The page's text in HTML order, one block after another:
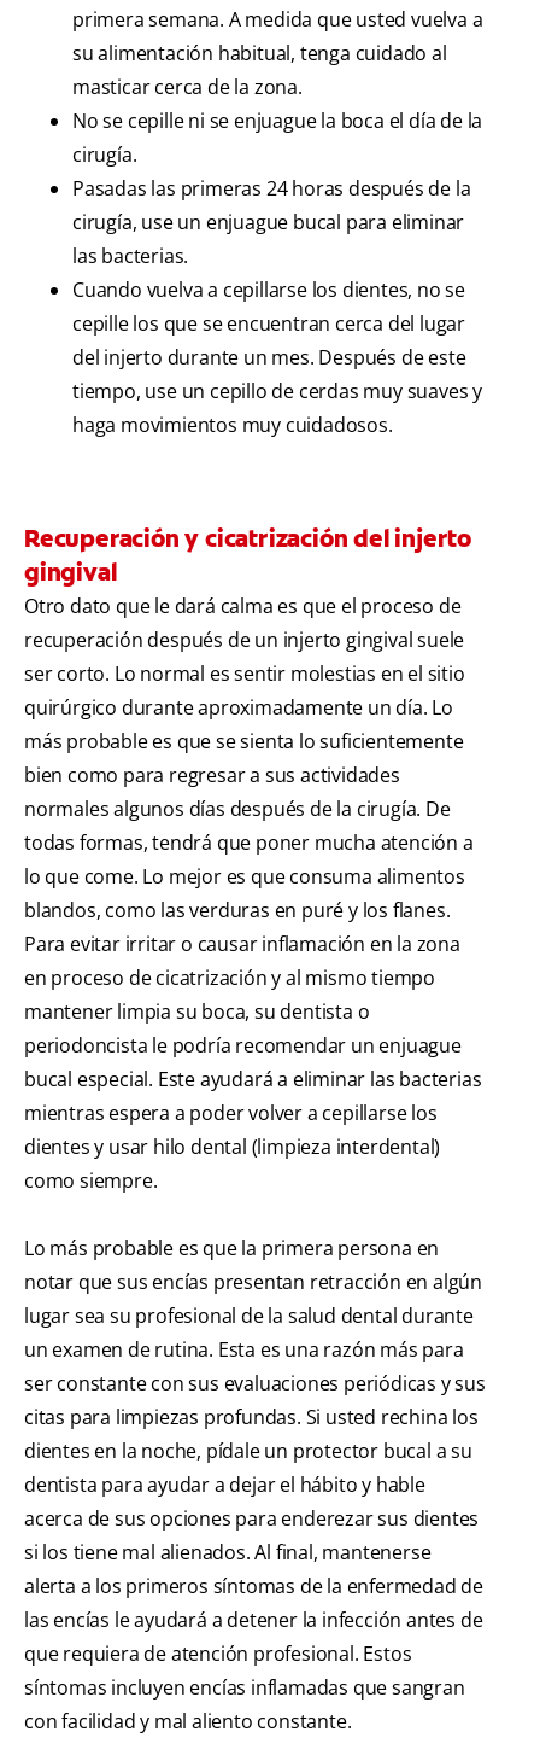
primera semana. A medida que usted vuelva a
su alimentación habitual, tenga cuidado al
masticar cerca de la zona.
No se cepille ni se enjuague la boca el día de la
cirugía.
Pasadas las primeras 24 horas después de la
cirugía, use un enjuague bucal para eliminar
las bacterias.
Cuando vuelva a cepillarse los dientes, no se
cepille los que se encuentran cerca del lugar
del injerto durante un mes. Después de este
tiempo, use un cepillo de cerdas muy suaves y
haga movimientos muy cuidadosos.
Recuperación y cicatrización del injerto
gingival
Otro dato que le dará calma es que el proceso de
recuperación después de un injerto gingival suele
ser corto. Lo normal es sentir molestias en el sitio
quirúrgico durante aproximadamente un día. Lo
más probable es que se sienta lo suficientemente
bien como para regresar a sus actividades
normales algunos días después de la cirugía. De
todas formas, tendrá que poner mucha atención a
lo que come. Lo mejor es que consuma alimentos
blandos, como las verduras en puré y los flanes.
Para evitar irritar o causar inflamación en la zona
en proceso de cicatrización y al mismo tiempo
mantener limpia su boca, su dentista o
periodoncista le podría recomendar un enjuague
bucal especial. Este ayudará a eliminar las bacterias
mientras espera a poder volver a cepillarse los
dientes y usar hilo dental (limpieza interdental)
como siempre.
Lo más probable es que la primera persona en
notar que sus encías presentan retracción en algún
lugar sea su profesional de la salud dental durante
un examen de rutina. Esta es una razón más para
ser constante con sus evaluaciones periódicas y sus
citas para limpiezas profundas. Si usted rechina los
dientes en la noche, pídale un protector bucal a su
dentista para ayudar a dejar el hábito y hable
acerca de sus opciones para enderezar sus dientes
si los tiene mal alienados. Al final, mantenerse
alerta a los primeros síntomas de la enfermedad de
las encías le ayudará a detener la infección antes de
que requiera de atención profesional. Estos
síntomas incluyen encías inflamadas que sangran
con facilidad y mal aliento constante.